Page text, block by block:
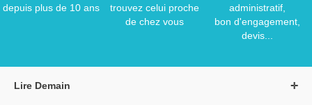
depuis plus de 10 ans
trouvez celui proche
de chez vous
administratif,
bon d'engagement,
devis...
Lire Demain